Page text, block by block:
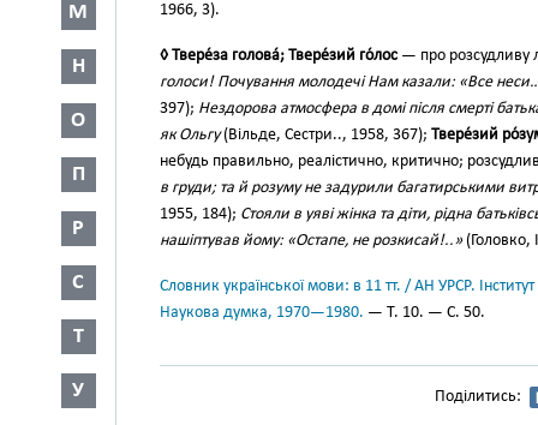
М
Н
О
П
Р
С
Т
У
1966, 3).
◊ Твере́за голова́; Твере́зий го́лос — про
голоси! Почування молодечі Нам казали: «Все
397); Нездорова атмосфера в домі після смерті
як Ольгу(Вільде, Сестри.., 1958, 367); Твере́зий
небудь правильно, реалістично, критично;
в груди; та й розуму не задурили багатирськими
1955, 184); Стояли в уяві жінка та діти, рідна
нашіптував йому: «Остапе, не розкисай!..»(Головко,
Словник української мови: в 11 тт. / АН УРСР.
Наукова думка, 1970—1980. — Т. 10. — С. 50.
Поділитись: